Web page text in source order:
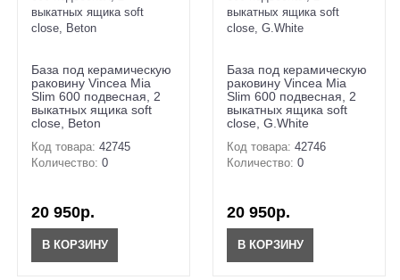
База под керамическую
раковину Vincea Mia
Slim 600 подвесная, 2
выкатных ящика soft
close, Beton
Код товара: 42745
Количество: 0
20 950р.
В КОРЗИНУ
База под керамическую
раковину Vincea Mia
Slim 600 подвесная, 2
выкатных ящика soft
close, G.White
Код товара: 42746
Количество: 0
20 950р.
В КОРЗИНУ